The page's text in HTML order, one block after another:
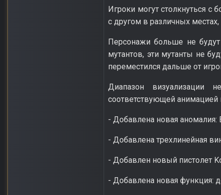
Игроки могут столкнуться
с другом в различных
Персонажи больше не
мутантов, эти мутанты не
переместился дальше от
Диапазон визуализации
соответствующей
- Добавлена новая аномалия:
- Добавлена трехлинейная
- Добавлен новый пистолет
- Добавлена новая функция: